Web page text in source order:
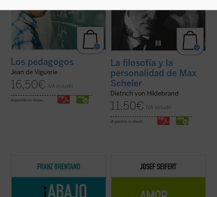
Los pedagogos
Jean de Viguerie
16,50€ IVA incluido
disponible en ebook:
La filosofía y la
personalidad de Max
Scheler
Dietrich von Hildebrand
11,50€ IVA incluido
disponible en ebook:
¡Abajo los prejuicios! , Brentano defiende
con inusitado vigor la posibilidad de una
apriorismos, que para Brentano equivalen
a meros prejuicios, son la filosofía ...
A través de la observación, el autor intenta
precisar el ámbito propio del amor humano.
que cuestionan esa definición....